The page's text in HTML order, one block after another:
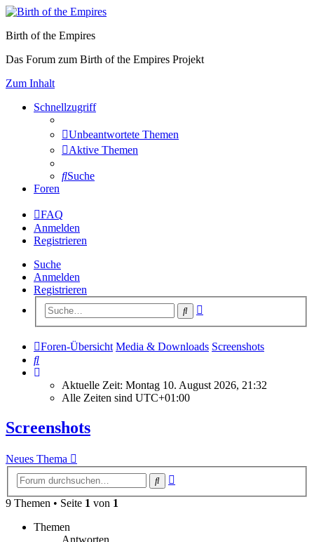
Birth of the Empires
Das Forum zum Birth of the Empires Projekt
Zum Inhalt
Schnellzugriff
Unbeantwortete Themen
Aktive Themen
Suche
Foren
FAQ
Anmelden
Registrieren
Suche
Anmelden
Registrieren
Suche
Foren-Übersicht Media & Downloads Screenshots
Suche
Aktuelle Zeit: Montag 10. August 2026, 21:32
Alle Zeiten sind UTC+01:00
Screenshots
Neues Thema
Suche
9 Themen • Seite 1 von 1
Themen
Antworten